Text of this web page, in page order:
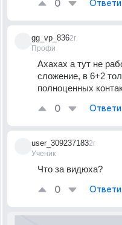
0
gg_vp_836
Профи
2г
Ахахах а тут не
сложение, в 6+2
полноценных
0
user_309237183
Ученик
2г
Что за видюха?
0